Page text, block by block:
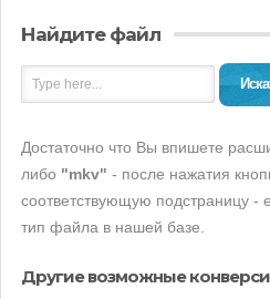
Найдите файл
Достаточно что Вы впишете
либо "mkv" - после нажатия
соответствующую подстраницу -
тип файла в нашей базе.
Другие возможные